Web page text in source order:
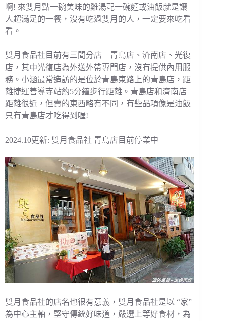
啊! 來雙月點一碗美味的雞湯配一碗麵或油飯就是讓
人超滿足的一餐，沒有吃過雙月的人，一定要來吃看
看。
雙月食品社目前有三間分店 – 青島店、濟南店、光復
店，其中光復店為外送外帶專門店，沒有提供內用服
務。小涵最常造訪的是位於青島東路上的青島店，距
離捷運善導寺站約5分鐘步行距離。青島店和濟南店
距離很近，但賣的東西略有不同，有些品項像是油飯
只有青島店才吃得到喔!
2024.10更新: 雙月食品社 青島店目前停業中
雙月食品社的店名也很有意義，雙月食品社是以 “家”
為中心主軸，堅守傳統好味道，嚴選上等好食材，為